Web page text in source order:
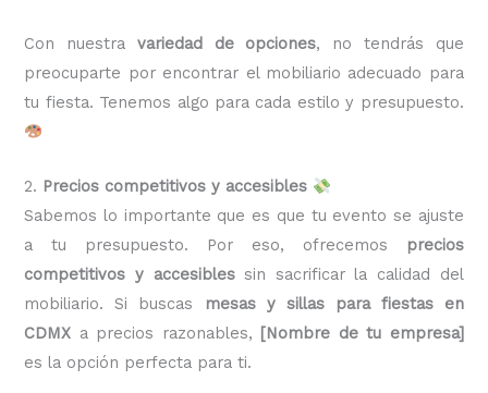
Con nuestra variedad de opciones, no tendrás que
preocuparte por encontrar el mobiliario adecuado para
tu fiesta. Tenemos algo para cada estilo y presupuesto.
2. Precios competitivos y accesibles
Sabemos lo importante que es que tu evento se ajuste
a tu presupuesto. Por eso, ofrecemos
precios
competitivos y accesiblessin sacrificar la calidad del
mobiliario. Si buscas
mesas y sillas para fiestas en
CDMX a precios razonables, [Nombre de tu empresa]
es la opción perfecta para ti.